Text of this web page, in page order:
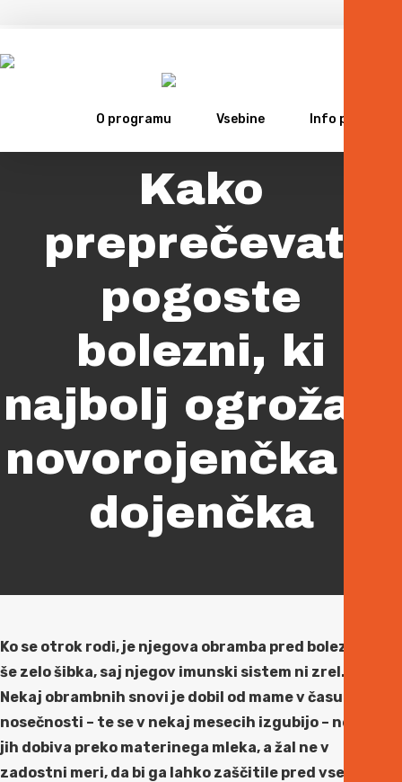
O programu Vsebine Info portal
Skrb za zdravje
Kako
preprečevati
pogoste
bolezni, ki
najbolj ogrožajo
novorojenčka in
dojenčka
Ko se otrok rodi, je njegova obramba pred boleznimi
še zelo šibka, saj njegov imunski sistem ni zrel.
Nekaj obrambnih snovi je dobil od mame v času
nosečnosti – te se v nekaj mesecih izgubijo – nekaj
jih dobiva preko materinega mleka, a žal ne v
zadostni meri, da bi ga lahko zaščitile pred vsem,